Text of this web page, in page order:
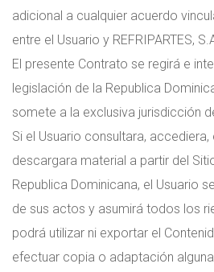
adicional a cualquier acuerdo
entre el Usuario y REFRIPARTES,
El presente Contrato se regirá e
legislación de la Republica
somete a la exclusiva jurisdicción
Si el Usuario consultara,
descargara material a partir del
Republica Dominicana, el Usuario
de sus actos y asumirá todos los
podrá utilizar ni exportar el
efectuar copia o adaptación